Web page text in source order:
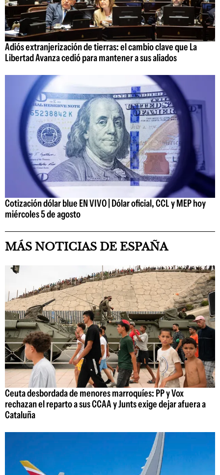
Adiós extranjerización de tierras: el cambio clave que La
Libertad Avanza cedió para mantener a sus aliados
Cotización dólar blue EN VIVO | Dólar oficial, CCL y MEP hoy
miércoles 5 de agosto
MÁS NOTICIAS DE ESPAÑA
Ceuta desbordada de menores marroquíes: PP y Vox
rechazan el reparto a sus CCAA y Junts exige dejar afuera a
Cataluña